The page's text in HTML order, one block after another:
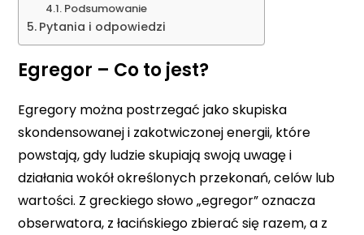
Podsumowanie
Pytania i odpowiedzi
Egregor – Co to jest?
Egregory można postrzegać jako skupiska
skondensowanej i zakotwiczonej energii, które
powstają, gdy ludzie skupiają swoją uwagę i
działania wokół określonych przekonań, celów lub
wartości. Z greckiego słowo „egregor” oznacza
obserwatora, z łacińskiego zbierać się razem, a z